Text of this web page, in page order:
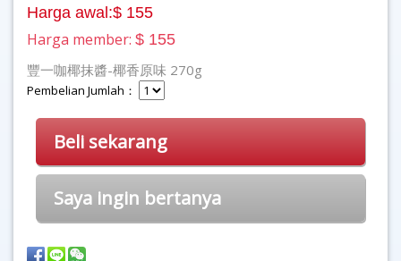
Harga awal:$ 155
Harga member: $ 155
豐一咖椰抹醬-椰香原味 270g
Pembelian Jumlah：
Beli sekarang
Saya ingin bertanya